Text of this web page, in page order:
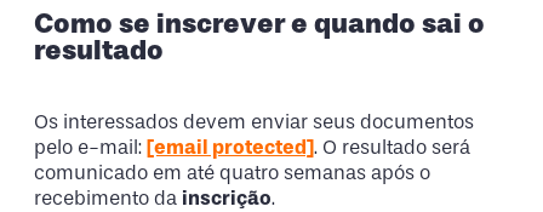
Como se inscrever e quando sai o
resultado
Os interessados devem enviar seus documentos
pelo e-mail: [email protected]. O resultado será
comunicado em até quatro semanas após o
recebimento da inscrição.